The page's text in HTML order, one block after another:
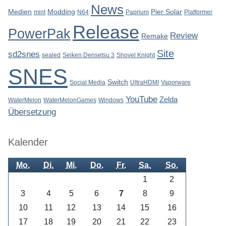
Medien mint Modding N64 News Paprium Pier Solar Platformer
PowerPak Release Remake Review
sd2snes sealed Seiken Densetsu 3 Shovel Knight Site
SNES Social Media Switch UltraHDMI Vaporware
WaterMelon WaterMelonGames Windows YouTube Zelda
Übersetzung
Kalender
Mo. Di. Mi. Do. Fr. Sa.
So.
1
2
3
4 5 6 7 8
9
10
11 12 13 14 15
16
17
18 19 20 21 22 23